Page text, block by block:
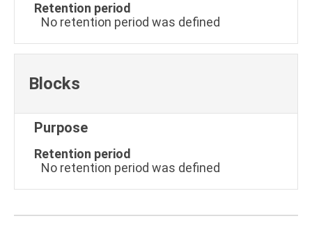
Retention period
No retention period was defined
Blocks
Purpose
Retention period
No retention period was defined